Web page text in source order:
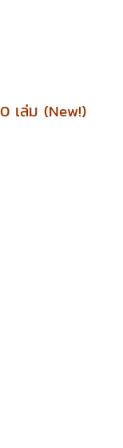
เล่ม (New!)